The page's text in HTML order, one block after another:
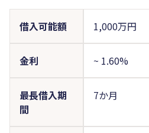
借入可能額 1,000万円
金利 ~ 1.60%
最長借入期
間
7か月